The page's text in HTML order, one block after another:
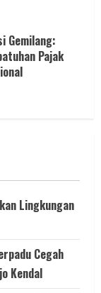
Gemilang:
Pajak
Lingkungan
Cegah
Kendal